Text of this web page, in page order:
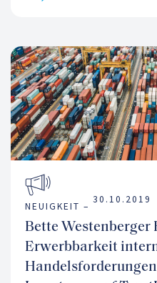
NEUIGKEIT –
30.10.2019
Bette
Erwerbbarkeit